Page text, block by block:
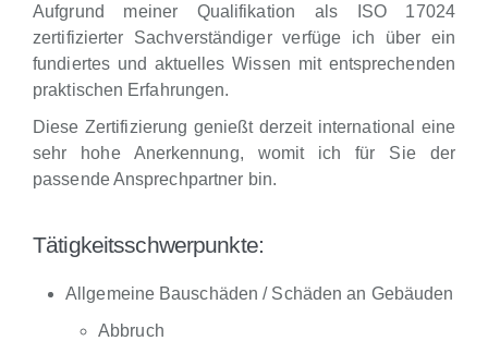
Aufgrund meiner Qualifikation als ISO 17024
zertifizierter Sachverständiger verfüge ich über ein
fundiertes und aktuelles Wissen mit entsprechenden
praktischen Erfahrungen.
Diese Zertifizierung genießt derzeit international eine
sehr hohe Anerkennung, womit ich für Sie der
passende Ansprechpartner bin.
Tätigkeitsschwerpunkte:
Allgemeine Bauschäden / Schäden an Gebäuden
Abbruch